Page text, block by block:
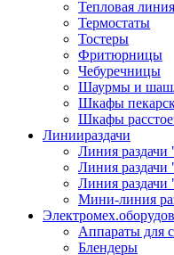
Тепловая
Термостаты
Тостеры
Фритюрницы
Чебуречницы
Шаурмы и
Шкафы
Шкафы
Линиираздачи
Линия
Линия
Линия
Мини-линия
Электромех.
Аппараты для
Блендеры